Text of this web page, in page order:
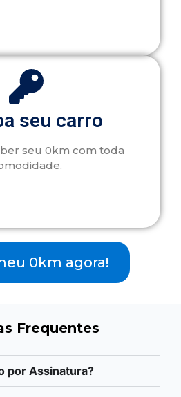
seu carro
seu 0km com toda
0km agora!
Frequentes
por Assinatura?